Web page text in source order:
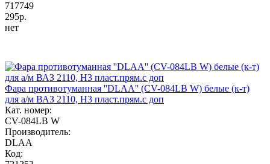
717749
295р.
нет
Фара противотуманная ''DLAA'' (CV-084LB W) белые (к-т)
для а/м ВАЗ 2110, Н3 пласт.прям.c доп
Кат. номер:
CV-084LB W
Производитель:
DLAA
Код: